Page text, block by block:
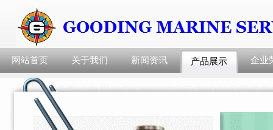
网站首页 关于我们 新闻资讯 产品展示 企业